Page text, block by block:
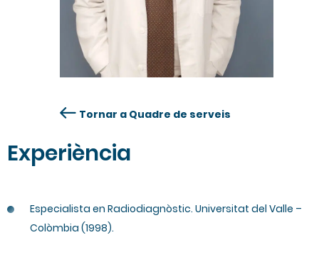
Experiència
Especialista en Radiodiagnòstic. Universitat del Valle –
Colòmbia (1998).
Tornar a Quadre de serveis